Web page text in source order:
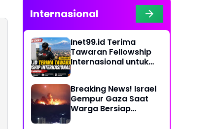
Internasional
Inet99.id Terima
Tawaran Fellowship
Internasional untuk
Breaking News! Israel
Gempur Gaza Saat
Warga Bersiap